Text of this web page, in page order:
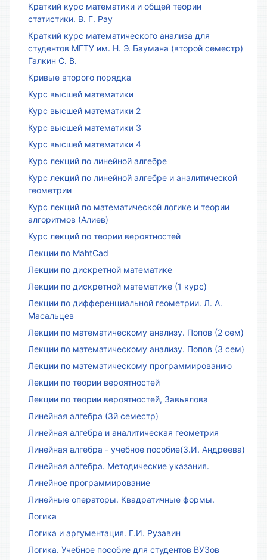
Краткий курс математики и общей теории
статистики. В. Г. Рау
Краткий курс математического анализа для
студентов МГТУ им. Н. Э. Баумана (второй семестр)
Галкин С. В.
Кривые второго порядка
Курс высшей математики
Курс высшей математики 2
Курс высшей математики 3
Курс высшей математики 4
Курс лекций по линейной алгебре
Курс лекций по линейной алгебре и аналитической
геометрии
Курс лекций по математической логике и теории
алгоритмов (Алиев)
Курс лекций по теории вероятностей
Лекции по MahtCad
Лекции по дискретной математике
Лекции по дискретной математике (1 курс)
Лекции по дифференциальной геометрии. Л. А.
Масальцев
Лекции по математическому анализу. Попов (2 сем)
Лекции по математическому анализу. Попов (3 сем)
Лекции по математическому программированию
Лекции по теории вероятностей
Лекции по теории вероятностей, Завьялова
Линейная алгебра (3й семестр)
Линейная алгебра и аналитическая геометрия
Линейная алгебра - учебное пособие(З.И. Андреева)
Линейная алгебра. Методические указания.
Линейное программирование
Линейные операторы. Квадратичные формы.
Логика
Логика и аргументация. Г.И. Рузавин
Логика. Учебное пособие для студентов ВУЗов